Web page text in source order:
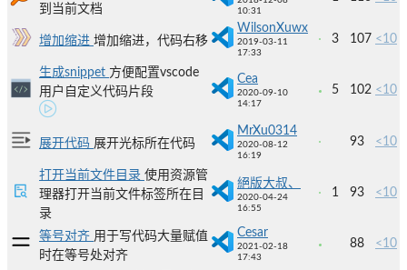
到当前文档
10:31
增加缩进 增加缩进，代码右移
WilsonXuwx
2019-03-11
17:33
3 107 <10
生成snippet 方便配置vscode
用户自定义代码片段
Cea
2020-09-10
14:17
5 102 <10
展开代码 展开光标所在代码
MrXu0314
2020-08-12
16:19
93 <10
打开当前文件目录 使用资源管
理器打开当前文件标签所在目
录
絕版大叔、
2020-04-24
16:55
1 93 <10
等号对齐 用于写代码大量赋值
时在等号处对齐
Cesar
2021-02-18
17:43
88 <10